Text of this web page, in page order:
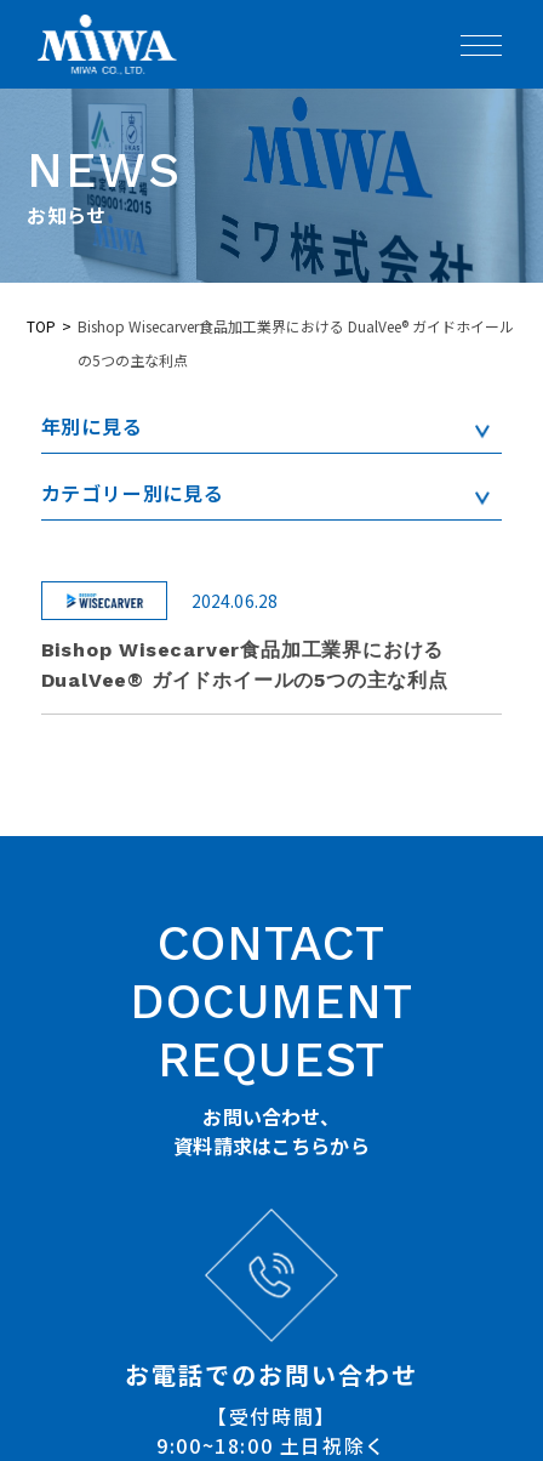
NEWS
お知らせ
TOP
Bishop Wisecarver食品加工業界における DualVee® ガイドホイール
の5つの主な利点
年別に見る
カテゴリー別に見る
2024.06.28
Bishop Wisecarver食品加工業界における
DualVee® ガイドホイールの5つの主な利点
CONTACT
DOCUMENT
REQUEST
お問い合わせ、
資料請求はこちらから
お電話でのお問い合わせ
【受付時間】
9:00~18:00 土日祝除く